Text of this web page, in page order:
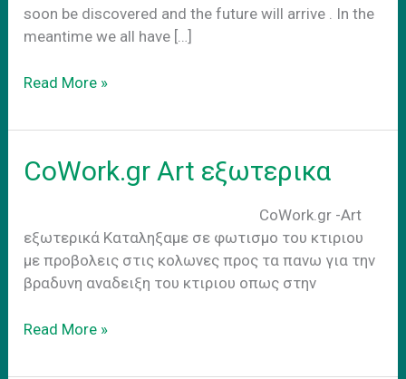
soon be discovered and the future will arrive . In the
meantime we all have […]
Business
usual
Read More »
CoWork.gr Art εξωτερικα
CoWork.gr -Art
εξωτερικά Kαταληξαμε σε φωτισμο του κτιριου
με προβολεις στις κολωνες προς τα πανω για την
βραδυνη αναδειξη του κτιριου οπως στην
CoWork.gr
εξωτερικα
Read More »